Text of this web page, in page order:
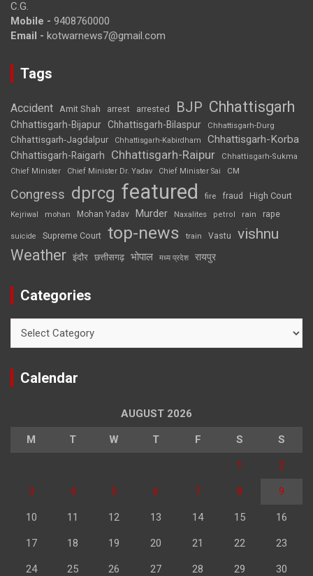
C.G.
Mobile - 9408760000
Email - kotwarnews7@gmail.com
Tags
Accident Amit Shah arrest arrested BJP Chhattisgarh
Chhattisgarh-Bijapur Chhattisgarh-Bilaspur Chhattisgarh-Durg
Chhattisgarh-Jagdalpur Chhattisgarh-Kabirdham Chhattisgarh-Korba
Chhattisgarh-Raigarh Chhattisgarh-Raipur
Chhattisgarh-Sukma
Chief Minister
Chief Minister Dr. Yadav Chief Minister Sai CM
Congress dprcg featured fire fraud High Court
Kejriwal mohan Mohan Yadav Murder Naxalites petrol rain rape
suicide Supreme Court top-news train Vastu vishnu
Weather इंदौर छत्तीसगढ़ भोपाल मध्य प्रदेश रायपुर
Categories
Calendar
AUGUST 2026
M T W T F S S
1 2
3 4 5 6 7 8 9
10 11 12 13 14 15 16
17 18 19 20 21 22 23
24 25 26 27 28 29 30